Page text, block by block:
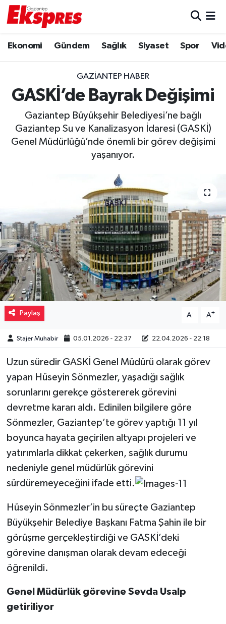
Ekonomi Gündem Sağlık Siyaset Spor
GAZIANTEP HABER
GASKİ’de Bayrak Değişimi
Gaziantep Büyükşehir Belediyesi’ne bağlı
Gaziantep Su ve Kanalizasyon İdaresi (GASKİ)
Genel Müdürlüğü’nde önemli bir görev değişimi
yaşanıyor.
Paylaş A- A+
Stajer Muhabir 05.01.2026 - 22:37 22.04.2026 - 22:18
Uzun süredir GASKİ Genel Müdürü olarak görev
yapan Hüseyin Sönmezler, yaşadığı sağlık
sorunlarını gerekçe göstererek görevini
devretme kararı aldı. Edinilen bilgilere göre
Sönmezler, Gaziantep’te görev yaptığı 11 yıl
boyunca hayata geçirilen altyapı projeleri ve
yatırımlarla dikkat çekerken, sağlık durumu
nedeniyle genel müdürlük görevini
sürdüremeyeceğini ifade etti.
Hüseyin Sönmezler’in bu süreçte Gaziantep
Büyükşehir Belediye Başkanı Fatma Şahin ile bir
görüşme gerçekleştirdiği ve GASKİ’deki
görevine danışman olarak devam edeceği
öğrenildi.
Genel Müdürlük görevine Sevda Usalp
getiriliyor
Ekonomi
Gaziantep son dakika
Genel
Gündem
Müzik
Piyasa
Resmi İlanlar
Sağlık
Sinemalar
Siyaset
Spor
Teknoloji
Türkiye
Video Haber
Yeme-İçme
Yemek
Trafik Durumu
Puan Durumu ve Fikstür
Tüm Manşetler
Son Dakika Haberleri